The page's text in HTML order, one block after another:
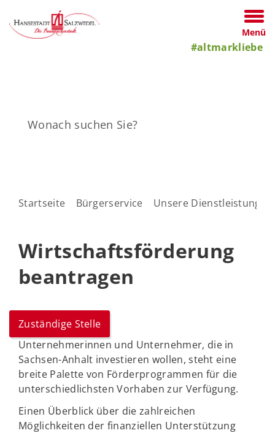
Menü
#altmarkliebe
Startseite Bürgerservice Unsere Dienstleistungen
Wirtschaftsförderung
beantragen
Zuständige Stelle
Unternehmerinnen und Unternehmer, die in
Sachsen-Anhalt investieren wollen, steht eine
breite Palette von Förderprogrammen für die
unterschiedlichsten Vorhaben zur Verfügung.
Einen Überblick über die zahlreichen
Möglichkeiten der finanziellen Unterstützung